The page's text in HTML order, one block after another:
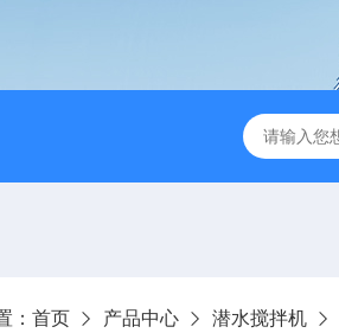
传动刮泥机 伞型双曲面立式搅拌机
： 首页 产品中心 潜水搅拌机